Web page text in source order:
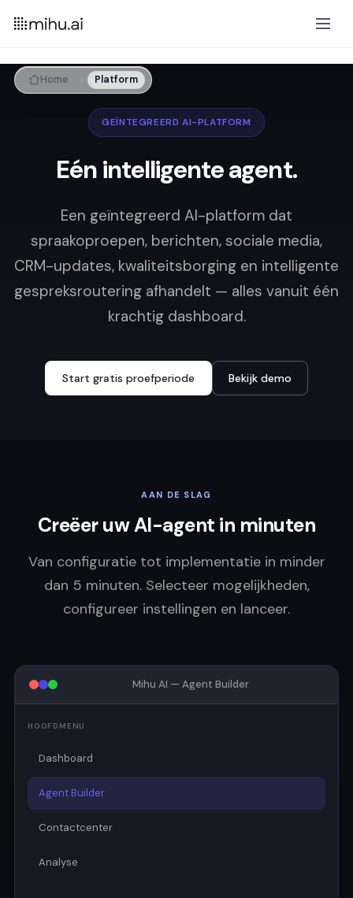
Home Platform
GEÏNTEGREERD AI-PLATFORM
Eén intelligente agent.
Een geïntegreerd AI-platform dat
spraakoproepen, berichten, sociale media,
CRM-updates, kwaliteitsborging en intelligente
gespreksroutering afhandelt — alles vanuit één
krachtig dashboard.
Start gratis proefperiode Bekijk demo
AAN DE SLAG
Creëer uw AI-agent in minuten
Van configuratie tot implementatie in minder
dan 5 minuten. Selecteer mogelijkheden,
configureer instellingen en lanceer.
Mihu AI — Agent Builder
HOOFDMENU
Dashboard
Agent Builder
Contactcenter
Analyse